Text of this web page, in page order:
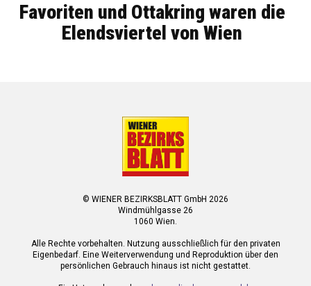
Favoriten und Ottakring waren die
Elendsviertel von Wien
© WIENER BEZIRKSBLATT GmbH 2026
Windmühlgasse 26
1060 Wien.
Alle Rechte vorbehalten. Nutzung ausschließlich für den privaten
Eigenbedarf. Eine Weiterverwendung und Reproduktion über den
persönlichen Gebrauch hinaus ist nicht gestattet.